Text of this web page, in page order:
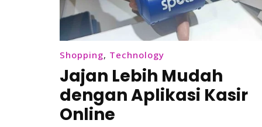
Shopping, Technology
Jajan Lebih Mudah
dengan Aplikasi Kasir
Online